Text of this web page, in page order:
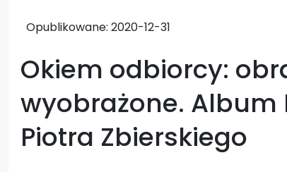
Opublikowane: 2020-12-31
Okiem odbiorcy:
wyobrażone. Album
Piotra Zbierskiego